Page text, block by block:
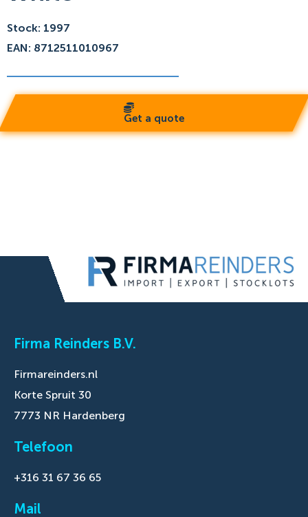
Stock: 1997
EAN: 8712511010967
Get a quote
Firma Reinders B.V.
Firmareinders.nl
Korte Spruit 30
7773 NR Hardenberg
Telefoon
+316 31 67 36 65
Mail